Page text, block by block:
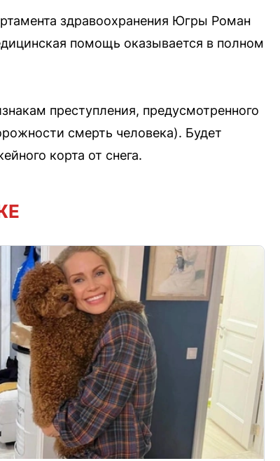
здравоохранения Югры Роман
помощь оказывается в полном
преступления, предусмотренного
смерть человека). Будет
корта от снега.